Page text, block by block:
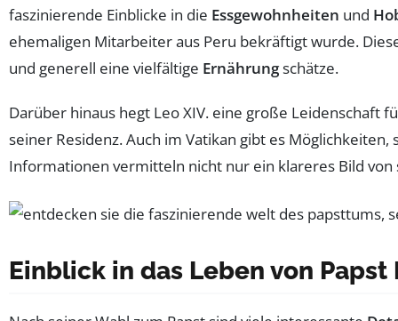
faszinierende Einblicke in die Essgewohnheiten und
ehemaligen Mitarbeiter aus Peru bekräftigt wurde.
und generell eine vielfältige Ernährungschätze.
Darüber hinaus hegt Leo XIV. eine große Leidenschaft
seiner Residenz. Auch im Vatikan gibt es
Informationen vermitteln nicht nur ein klareres Bild
Einblick in das Leben von Papst